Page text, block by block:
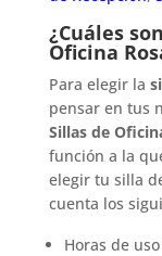
¿Cuáles
Oficina
Para elegir la
pensar en tus
Sillas de
función a la
elegir tu silla
cuenta los
Horas de